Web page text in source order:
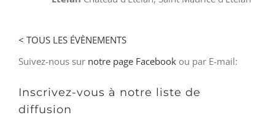
< TOUS LES ÉVÈNEMENTS
Suivez-nous sur notre page Facebook ou par E-mail:
Inscrivez-vous à notre liste de
diffusion